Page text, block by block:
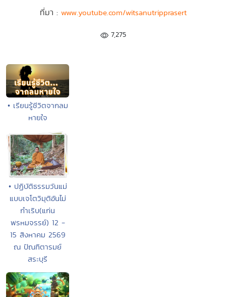
ที่มา : www.youtube.com/witsanutripprasert
7,275
• เรียนรู้ชีวิตจากลม
หายใจ
• ปฏิบัติธรรมวันแม่
แบบเจโตวิมุติอันไม่
กำเริบ(แก่น
พรหมจรรย์) 12 -
15 สิงหาคม 2569
ณ ปัณฑิตารมย์
สระบุรี